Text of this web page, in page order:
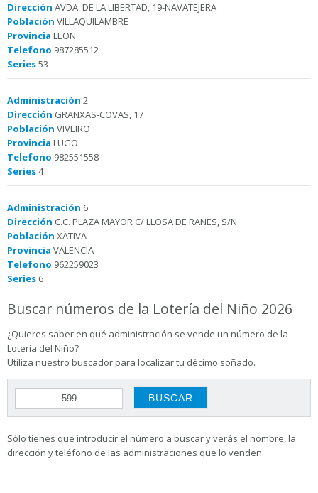
Dirección AVDA. DE LA LIBERTAD, 19-NAVATEJERA
Población VILLAQUILAMBRE
Provincia LEON
Telefono 987285512
Series53
Administración 2
Dirección GRANXAS-COVAS, 17
Población VIVEIRO
Provincia LUGO
Telefono 982551558
Series4
Administración 6
Dirección C.C. PLAZA MAYOR C/ LLOSA DE RANES, S/N
Población XÀTIVA
Provincia VALENCIA
Telefono 962259023
Series 6
Buscar números de la Lotería del Niño 2026
¿Quieres saber en qué administración se vende un número de la
Lotería del Niño?
Utiliza nuestro buscador para localizar tu décimo soñado.
Sólo tienes que introducir el número a buscar y verás el nombre, la
dirección y teléfono de las administraciones que lo venden.